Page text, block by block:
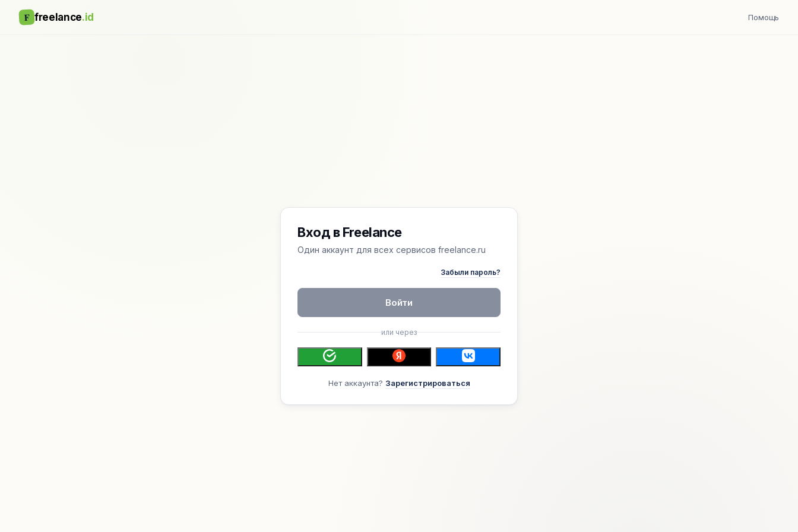
F freelance.id Помощь
Вход в Freelance
Один аккаунт для всех сервисов freelance.ru
Забыли пароль?
Войти
или через
Нет аккаунта? Зарегистрироваться